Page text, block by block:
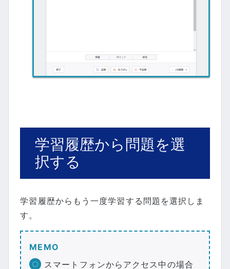
学習履歴から問題を選
択する
学習履歴からもう一度学習する問題を選択しま
す。
MEMO
スマートフォンからアクセス中の場合